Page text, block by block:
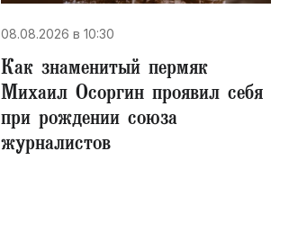
08.08.2026 в 10:30
​Как знаменитый пермяк
Михаил Осоргин проявил себя
при рождении союза
журналистов